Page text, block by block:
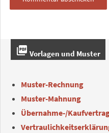
picture_as_pdf Vorlagen und Muster
Muster-Rechnung
Muster-Mahnung
Übernahme-/